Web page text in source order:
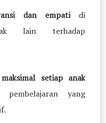
dan empatidi
lain terhadap
setiap anak
pembelajaran yang